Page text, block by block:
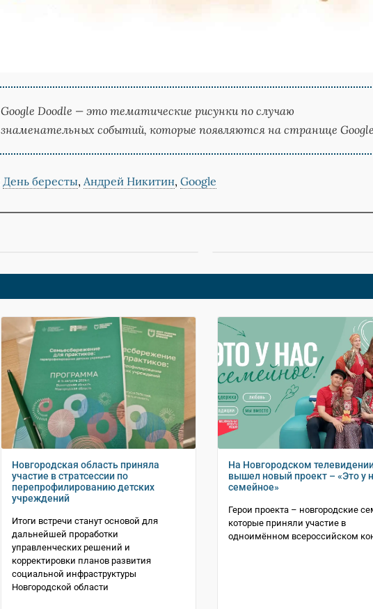
Google Doodle — это тематические рисунки по случаю
знаменательных событий, которые появляются на странице
День бересты, Андрей Никитин, Google
Новгородская область приняла
участие в стратсессии по
перепрофилированию детских
учреждений
Итоги встречи станут основой для
дальнейшей проработки
управленческих решений и
корректировки планов развития
социальной инфраструктуры
Новгородской области
На Новгородском
вышел новый проект – «Это у
семейное»
Герои проекта – новгородские
которые приняли участие в
одноимённом всероссийском